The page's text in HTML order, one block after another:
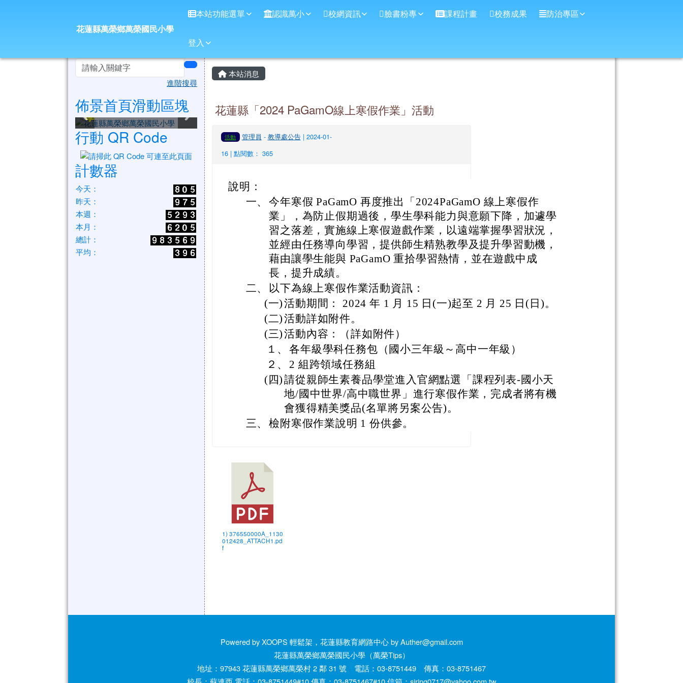
花蓮縣萬榮鄉萬榮國民小學
花蓮縣萬榮鄉萬榮國民小學
本站功能選單 認識萬小 校網資訊 臉書粉專 課程計畫 校務成果 防治專區
登入
左邊區域內容 search
進階搜尋
佈景首頁滑動區塊
花蓮縣萬榮鄉萬榮國民小
學
花蓮縣萬榮鄉萬榮國民小
學
花蓮縣萬榮鄉萬榮國民小
學
花蓮縣萬榮鄉萬榮國民小
學
花蓮縣萬榮鄉萬榮國民小
學
花蓮縣萬榮鄉萬榮國民小
學
行動 QR Code
計數器
今天：
昨天：
本週：
本月：
總計：
平均：
主內容區域
本站消息
花蓮縣「2024 PaGamO線上寒假作業」活動
活動 管理員 - 教導處公告| 2024-01-
16 | 點閱數： 365
說明：
一、 今年寒假 PaGamO 再度推出「2024PaGamO 線上寒假作
業」，為防止假期過後，學生學科能力與意願下降，加遽學
習之落差，實施線上寒假遊戲作業，以遠端掌握學習狀況，
並經由任務導向學習，提供師生精熟教學及提升學習動機，
藉由讓學生能與 PaGamO 重拾學習熱情，並在遊戲中成
長，提升成績。
二、
以下為線上寒假作業活動資訊：
(一)活動期間： 2024 年 1 月 15 日(一)起至 2 月 25 日(日)。
(二)活動詳如附件。
(三)活動內容：（詳如附件）
１、 各年級學科任務包（國小三年級～高中一年級）
２、
2 組跨領域任務組
(四)請從親師生素養品學堂進入官網點選「課程列表-國小天
地/國中世界/高中職世界」進行寒假作業，完成者將有機
會獲得精美獎品(名單將另案公告)。
三、 檢附寒假作業說明 1 份供參。
1) 376550000A_1130
012428_ATTACH1.pd
f
頁尾區域
Powered by XOOPS 輕鬆架，花蓮縣教育網路中心 by Auther@gmail.com
花蓮縣萬榮鄉萬榮國民小學（萬榮Tips）
地址：97943 花蓮縣萬榮鄉萬榮村 2 鄰 31 號 電話：03-8751449 傳真：03-8751467